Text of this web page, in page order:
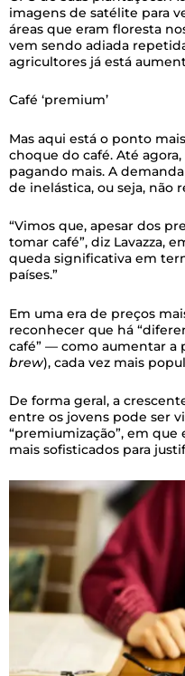
imagens de satélite para
áreas que eram floresta
vem sendo adiada
agricultores já está
Café ‘premium’
Mas aqui está o ponto
choque do café. Até
pagando mais. A
de inelástica, ou seja, não
“Vimos que, apesar dos
tomar café”, diz Lavazza,
queda significativa em
países.”
Em uma era de preços
reconhecer que há
café” — como aumentar a
brew), cada vez mais
De forma geral, a
entre os jovens pode ser
“premiumização”, em
mais sofisticados para